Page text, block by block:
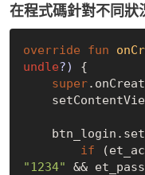
在程式碼針對不同狀
override fun
undle?)
{
super
if
"1234" &&